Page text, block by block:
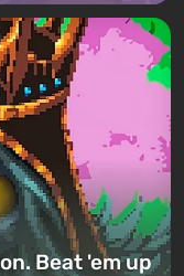
Beat 'em up